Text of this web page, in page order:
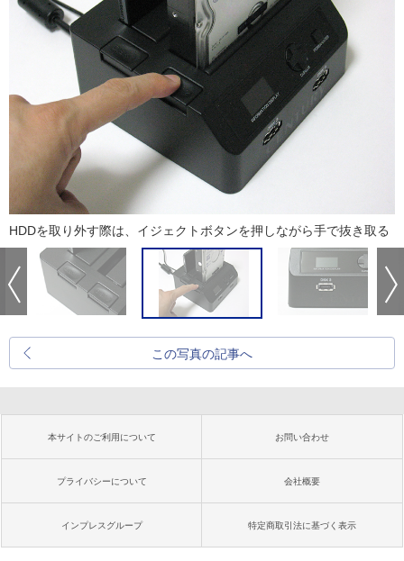
HDDを取り外す際は、イジェクトボタンを押しながら手で抜き取る
この写真の記事へ
本サイトのご利用について お問い合わせ
プライバシーについて 会社概要
インプレスグループ 特定商取引法に基づく表示